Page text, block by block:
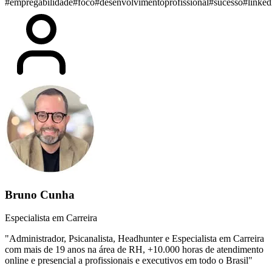
Bruno Cunha
Especialista em Carreira
"Administrador, Psicanalista, Headhunter e Especialista em Carreira
com mais de 19 anos na área de RH, +10.000 horas de atendimento
online e presencial a profissionais e executivos em todo o Brasil"